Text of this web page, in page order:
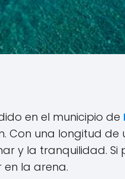
en el municipio de
Con una longitud de
y la tranquilidad. Si
la arena.